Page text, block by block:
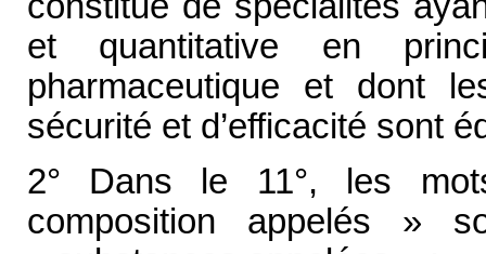
et quantitative en
pharmaceutique et dont
sécurité et d’efficacité sont
2° Dans le 11°, les
composition appelés »